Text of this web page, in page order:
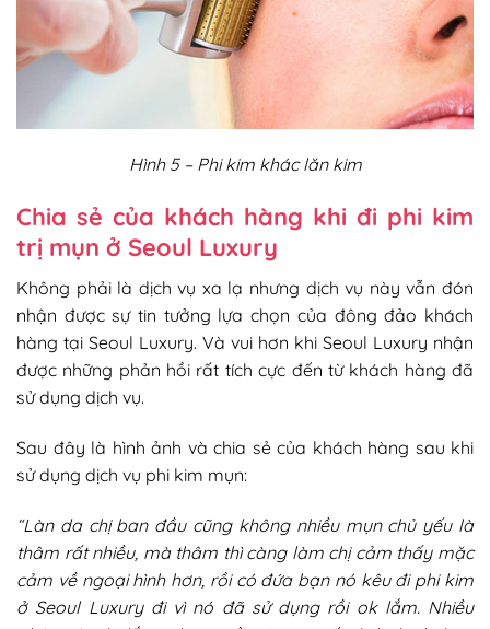
Hình 5 – Phi kim khác lăn kim
Chia sẻ của khách hàng khi đi phi kim
trị mụn ở Seoul Luxury
Không phải là dịch vụ xa lạ nhưng dịch vụ này vẫn đón
nhận được sự tin tưởng lựa chọn của đông đảo khách
hàng tại Seoul Luxury. Và vui hơn khi Seoul Luxury nhận
được những phản hồi rất tích cực đến từ khách hàng đã
sử dụng dịch vụ.
Sau đây là hình ảnh và chia sẻ của khách hàng sau khi
sử dụng dịch vụ phi kim mụn:
“Làn da chị ban đầu cũng không nhiều mụn chủ yếu là
thâm rất nhiều, mà thâm thì càng làm chị cảm thấy mặc
cảm về ngoại hình hơn, rồi có đứa bạn nó kêu đi phi kim
ở Seoul Luxury đi vì nó đã sử dụng rồi ok lắm. Nhiều